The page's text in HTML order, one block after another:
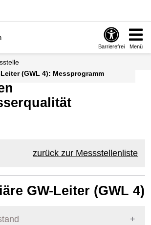
Barrierefrei Menü
(GWL 4): Messprogramm
zurück zur Messstellenliste
GW-Leiter (GWL 4)